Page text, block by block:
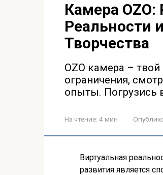
Камера
Реальности
Творчества
OZO камера –
ограничения,
опыты. Погрузись
На чтение: 4 мин
Виртуальная
развития является